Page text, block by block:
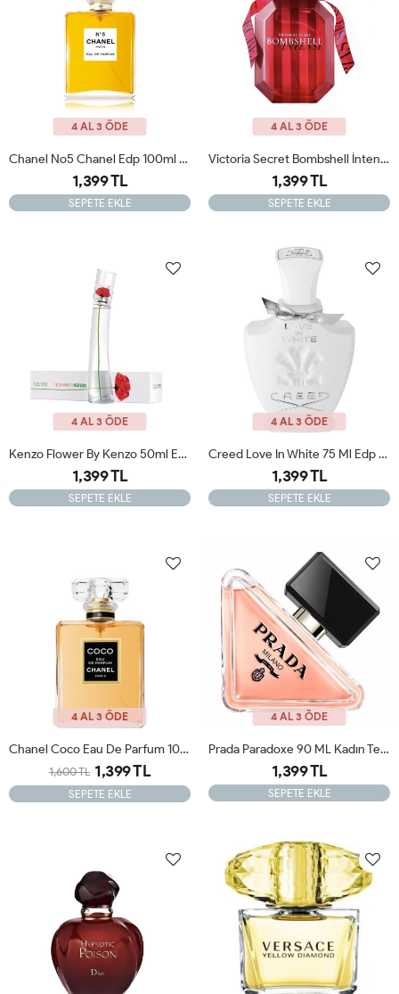
4 AL 3 ÖDE
Chanel No5 Chanel Edp 100ml Kadın Tester Parfüm
1,399 TL
SEPETE EKLE
4 AL 3 ÖDE
Victoria Secret Bombshell İntense 100 Ml Tester Parfum
1,399 TL
SEPETE EKLE
4 AL 3 ÖDE
Kenzo Flower By Kenzo 50ml Edt Kadın Tester Parfüm
1,399 TL
SEPETE EKLE
4 AL 3 ÖDE
Creed Love In White 75 Ml Edp Kadın Tester Parfum
1,399 TL
SEPETE EKLE
4 AL 3 ÖDE
Chanel Coco Eau De Parfum 100ml Bayan Tester Parfum
1,600 TL 1,399 TL
SEPETE EKLE
4 AL 3 ÖDE
Prada Paradoxe 90 ML Kadın Tester Parfüm
1,399 TL
SEPETE EKLE